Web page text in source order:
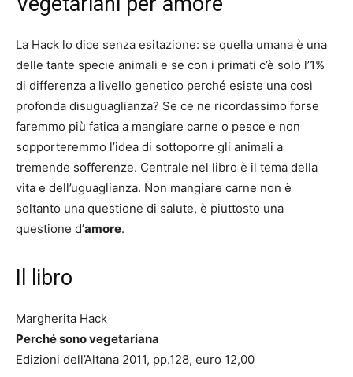
La Hack lo dice senza esitazione: se quella umana è una
delle tante specie animali e se con i primati c’è solo l’1%
di differenza a livello genetico perché esiste una così
profonda disuguaglianza? Se ce ne ricordassimo forse
faremmo più fatica a mangiare carne o pesce e non
sopporteremmo l’idea di sottoporre gli animali a
tremende sofferenze. Centrale nel libro è il tema della
vita e dell’uguaglianza. Non mangiare carne non è
soltanto una questione di salute, è piuttosto una
questione d’amore.
Il libro
Margherita Hack
Perché sono vegetariana
Edizioni dell’Altana 2011, pp.128, euro 12,00